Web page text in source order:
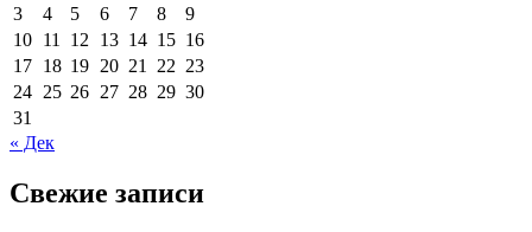
3
4 5 6 7 8
9
10 11 12 13 14 15 16
17 18 19 20 21 22 23
24 25 26 27 28 29 30
31
« Дек
Свежие записи